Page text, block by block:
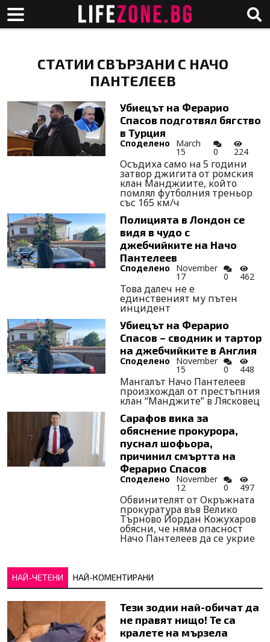
СТАТИИ СВЪРЗАНИ С НАЧО
ПАНТЕЛЕЕВ
Убиецът на Ферарио
Спасов подготвял бягство
в Турция
Споделено March
15 0 224
Осъдиха само на 5 години
затвор джигита от ромския
клан Манджиите, който
помлял футболния треньор
със 165 км/ч
Полицията в Лондон се
видя в чудо с
джебчийките на Начо
Пантелеев
Споделено November
17 0 462
Това далеч не е
единственият му пътен
инцидент
Убиецът на Ферарио
Спасов – сводник и тартор
на джебчийките в Англия
Споделено November
15 0 448
Мангалът Начо Пантелеев
произхождал от престъпния
клан “Манджите” в Лясковец
Сарафов вика за
обяснение прокурора,
пуснал шофьора,
причинил смъртта на
Ферарио Спасов
Споделено November
12 0 497
Обвинителят от Окръжната
прокуратура във Велико
Търново Йордан Кожухаров
обясни, че няма опасност
Начо Пантелеев да се укрие
НАЙ-ЧЕТЕНИ НАЙ-КОМЕНТИРАНИ
Тези зодии най-обичат да
не правят нищо! Те са
кралете на мързела